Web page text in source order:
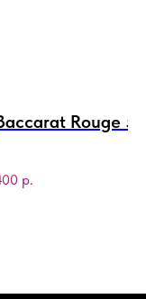
Rouge
р.